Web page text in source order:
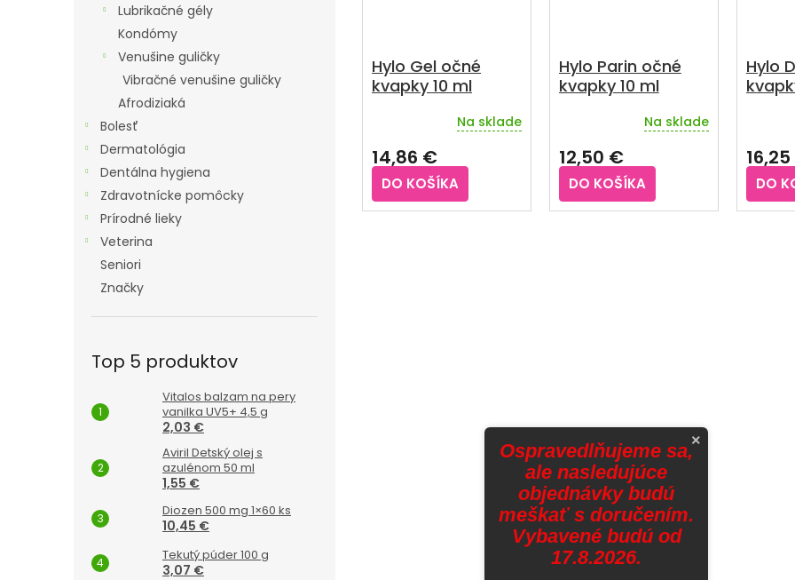
Lubrikačné gély
Kondómy
Venušine guličky
Vibračné venušine guličky
Afrodiziaká
Bolesť
Dermatológia
Dentálna hygiena
Zdravotnícke pomôcky
Prírodné lieky
Veterina
Seniori
Značky
Top 5 produktov
Vitalos balzam na pery
vanilka UV5+ 4,5 g
2,03 €
Aviril Detský olej s
azulénom 50 ml
1,55 €
Diozen 500 mg 1×60 ks
10,45 €
Tekutý púder 100 g
3,07 €
Hylo Gel očné
kvapky 10 ml
Na sklade
14,86 €
DO KOŠÍKA
Hylo Parin očné
kvapky 10 ml
Na sklade
12,50 €
DO KOŠÍKA
Hylo
je
3,9
z
DO
×
Ospravedlňujeme sa,
ale nasledujúce
objednávky budú
meškať s doručením.
Vybavené budú od
17.8.2026.